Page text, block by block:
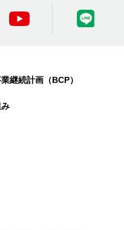
継続計画（BCP）